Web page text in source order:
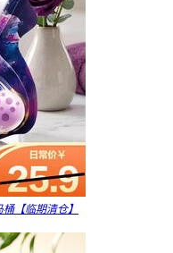
【临期清仓】